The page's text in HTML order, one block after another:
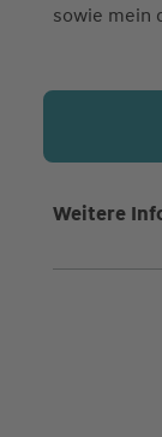
sowie mein
Weitere